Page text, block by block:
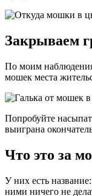
Закрываем
По моим
мошек места
Попробуйте
выиграна
Что это за
У них есть название:
ними ничего не